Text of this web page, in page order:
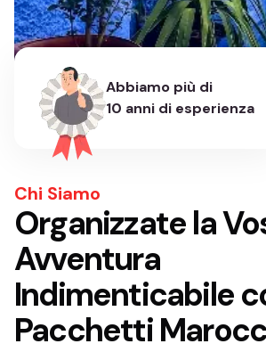
Abbiamo più di
10 anni di esperienza
Chi Siamo
Organizzate la
Avventura
Indimenticabile
Pacchetti